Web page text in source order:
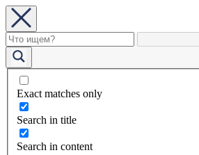
Exact matches only
Search in title
Search in content